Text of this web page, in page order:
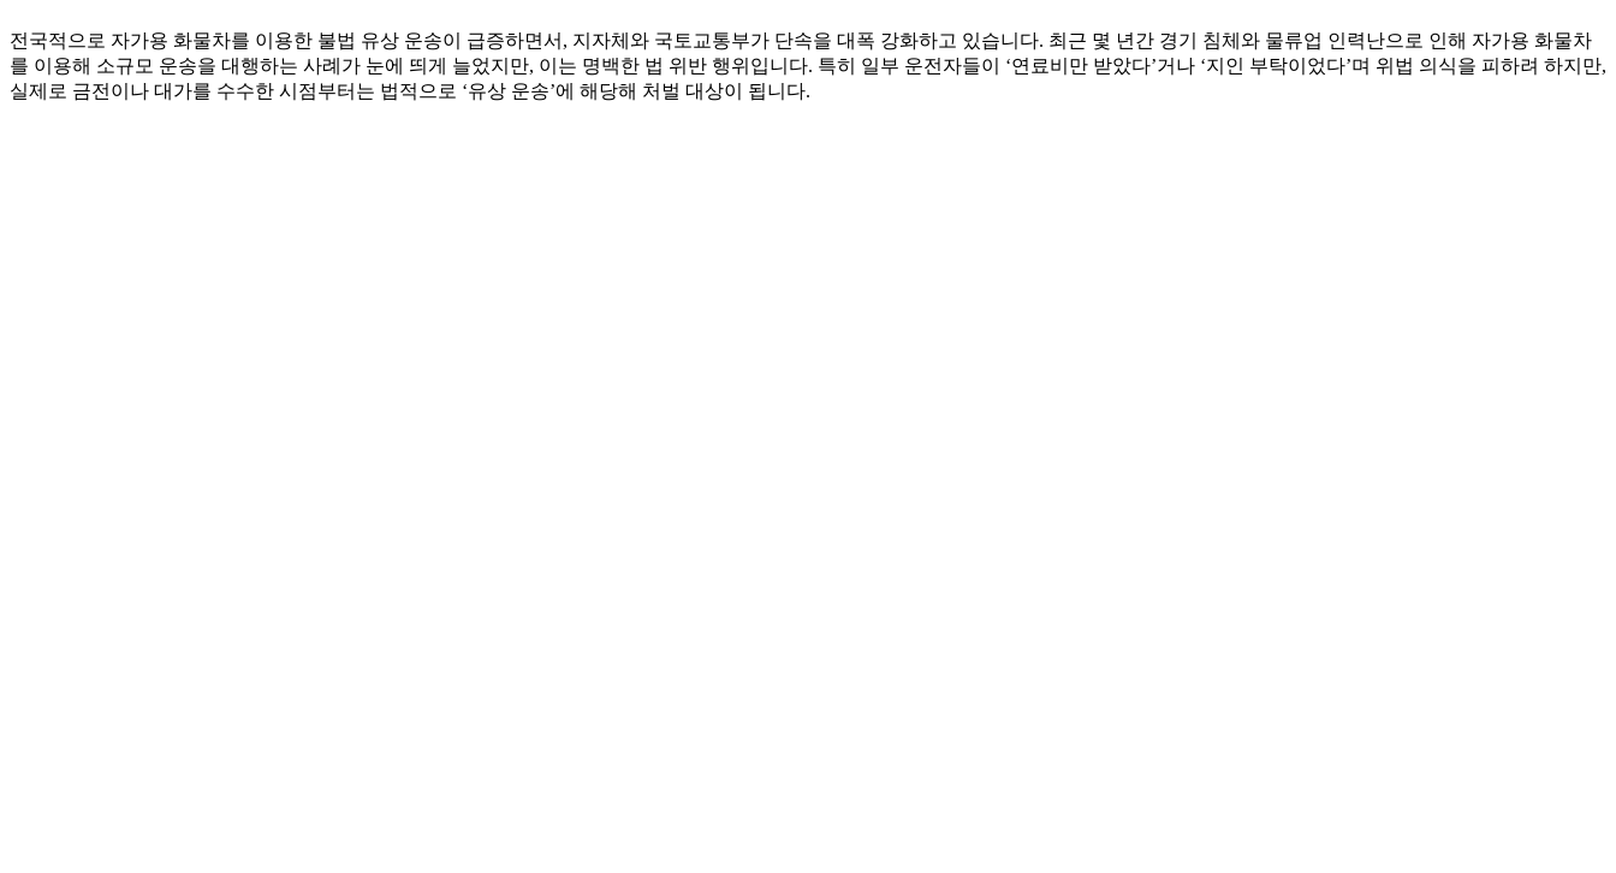
전국적으로 자가용 화물차를 이용한 불법 유상 운송이 급증하면서, 지자체와 국토교통부가 단속을 대폭 강화하고 있습니다. 최근 몇 년간 경기 침체와 물류업 인력난으로 인해 자가용 화물차
를 이용해 소규모 운송을 대행하는 사례가 눈에 띄게 늘었지만, 이는 명백한 법 위반 행위입니다. 특히 일부 운전자들이 ‘연료비만 받았다’거나 ‘지인 부탁이었다’며 위법 의식을 피하려 하지만,
실제로 금전이나 대가를 수수한 시점부터는 법적으로 ‘유상 운송’에 해당해 처벌 대상이 됩니다.